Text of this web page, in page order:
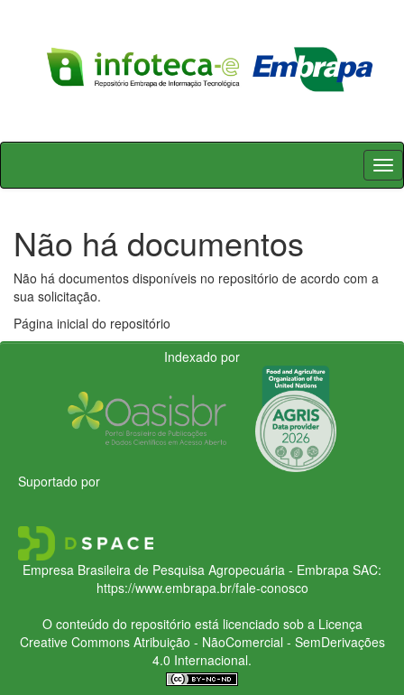
Skip
Não há documentos
Não há documentos disponíveis no repositório de acordo com a
sua solicitação.
Página inicial do repositório
Indexado por
Suportado por
Empresa Brasileira de Pesquisa Agropecuária - Embrapa SAC:
https://www.embrapa.br/fale-conosco
O conteúdo do repositório está licenciado sob a Licença
Creative CommonsAtribuição - NãoComercial - SemDerivações
4.0 Internacional.